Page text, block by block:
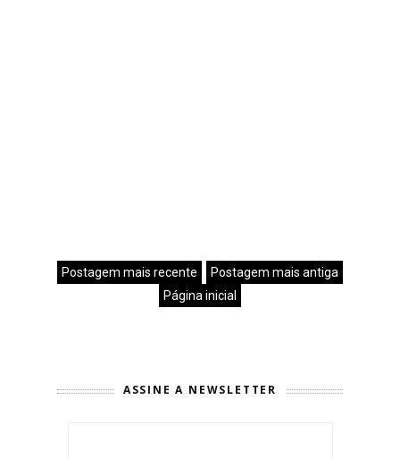
Postagem mais recente
Postagem mais antiga
Página inicial
ASSINE A NEWSLETTER